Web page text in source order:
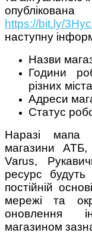
https://bit.ly/
наступну
Назви
Години
різних
Адреси
Статус
Наразі мапа
магазини
Varus,
ресурс
постійній
мережі та
оновлення
магазином